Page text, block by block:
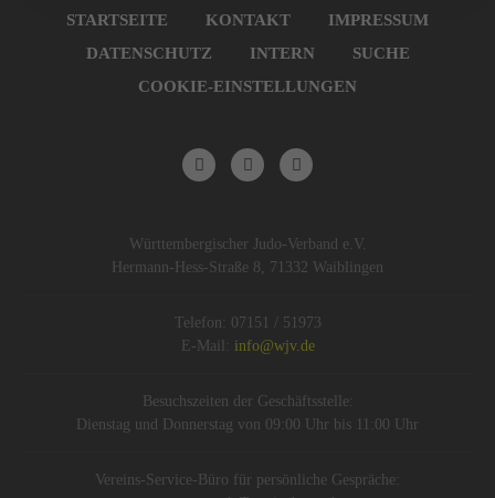
überspringenSTARTSEITE KONTAKT
IMPRESSUM
DATENSCHUTZ
INTERN
SUCHE
COOKIE-EINSTELLUNGEN
Württembergischer Judo-Verband e.V.
Hermann-Hess-Straße 8, 71332 Waiblingen
Telefon: 07151 / 51973
E-Mail: info@wjv.de
Besuchszeiten der Geschäftsstelle:
Dienstag und Donnerstag von 09:00 Uhr bis 11:00 Uhr
Vereins-Service-Büro für persönliche Gespräche: